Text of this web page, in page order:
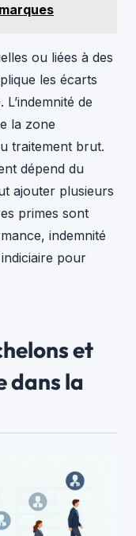
ou liées à des
les écarts
de
la zone
traitement brut.
dépend du
ajouter plusieurs
primes sont
indemnité
pour
et
dans la